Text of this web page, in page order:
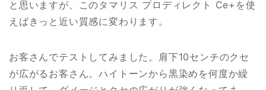
と思いますが、このタマリス プロディレクト Ce+を使
えばきっと近い質感に変わります。
お客さんでテストしてみました。肩下10センチのクセ
が広がるお客さん。ハイトーンから黒染めを何度か繰